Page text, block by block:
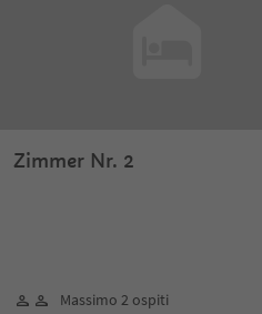
Zimmer Nr. 2
Massimo 2 ospiti